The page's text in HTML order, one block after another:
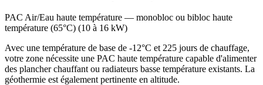
PAC Air/Eau haute température — monobloc ou bibloc haute
température (65°C) (10 à 16 kW)
Avec une température de base de -12°C et 225 jours de chauffage,
votre zone nécessite une PAC haute température capable d'alimenter
des plancher chauffant ou radiateurs basse température existants. La
géothermie est également pertinente en altitude.